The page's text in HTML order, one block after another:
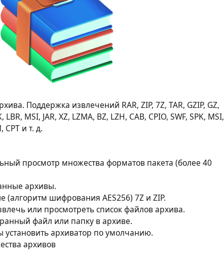
Поддержка извлечений RAR, ZIP, 7Z, TAR, GZIP, GZ,
LBR, MSI, JAR, XZ, LZMA, BZ, LZH, CAB, CPIO, SWF, SPK, MSI,
CPT и т. д.
просмотр множества форматов пакета (более 40
архивы.
шифрования AES256) 7Z и ZIP.
или просмотреть список файлов архива.
файл или папку в архиве.
архиватор по умолчанию.
архивов